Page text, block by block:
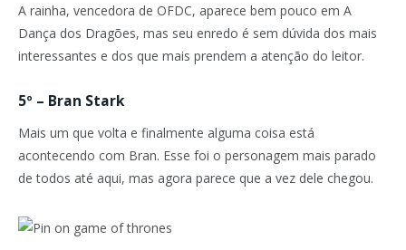
A rainha, vencedora de OFDC, aparece bem pouco em A
Dança dos Dragões, mas seu enredo é sem dúvida dos mais
interessantes e dos que mais prendem a atenção do leitor.
5º – Bran Stark
Mais um que volta e finalmente alguma coisa está
acontecendo com Bran. Esse foi o personagem mais parado
de todos até aqui, mas agora parece que a vez dele chegou.